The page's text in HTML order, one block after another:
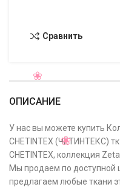
Сравнить
ОПИСАНИЕ
У нас вы можете купить
CHETINTEX (ЧЕТИНТЕКС)
CHETINTEX, коллекция
Мы продаем по доступной
предлагаем любые ткани